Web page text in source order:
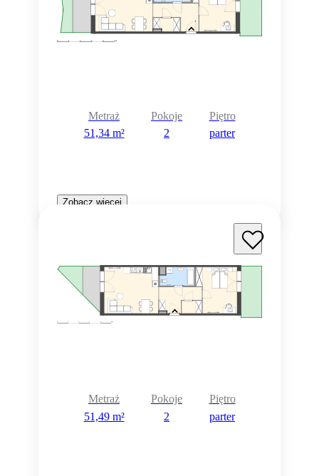
Metraż
51,34 m²
Pokoje
2
Piętro
parter
Zobacz więcej
Metraż
51,49 m²
Pokoje
2
Piętro
parter